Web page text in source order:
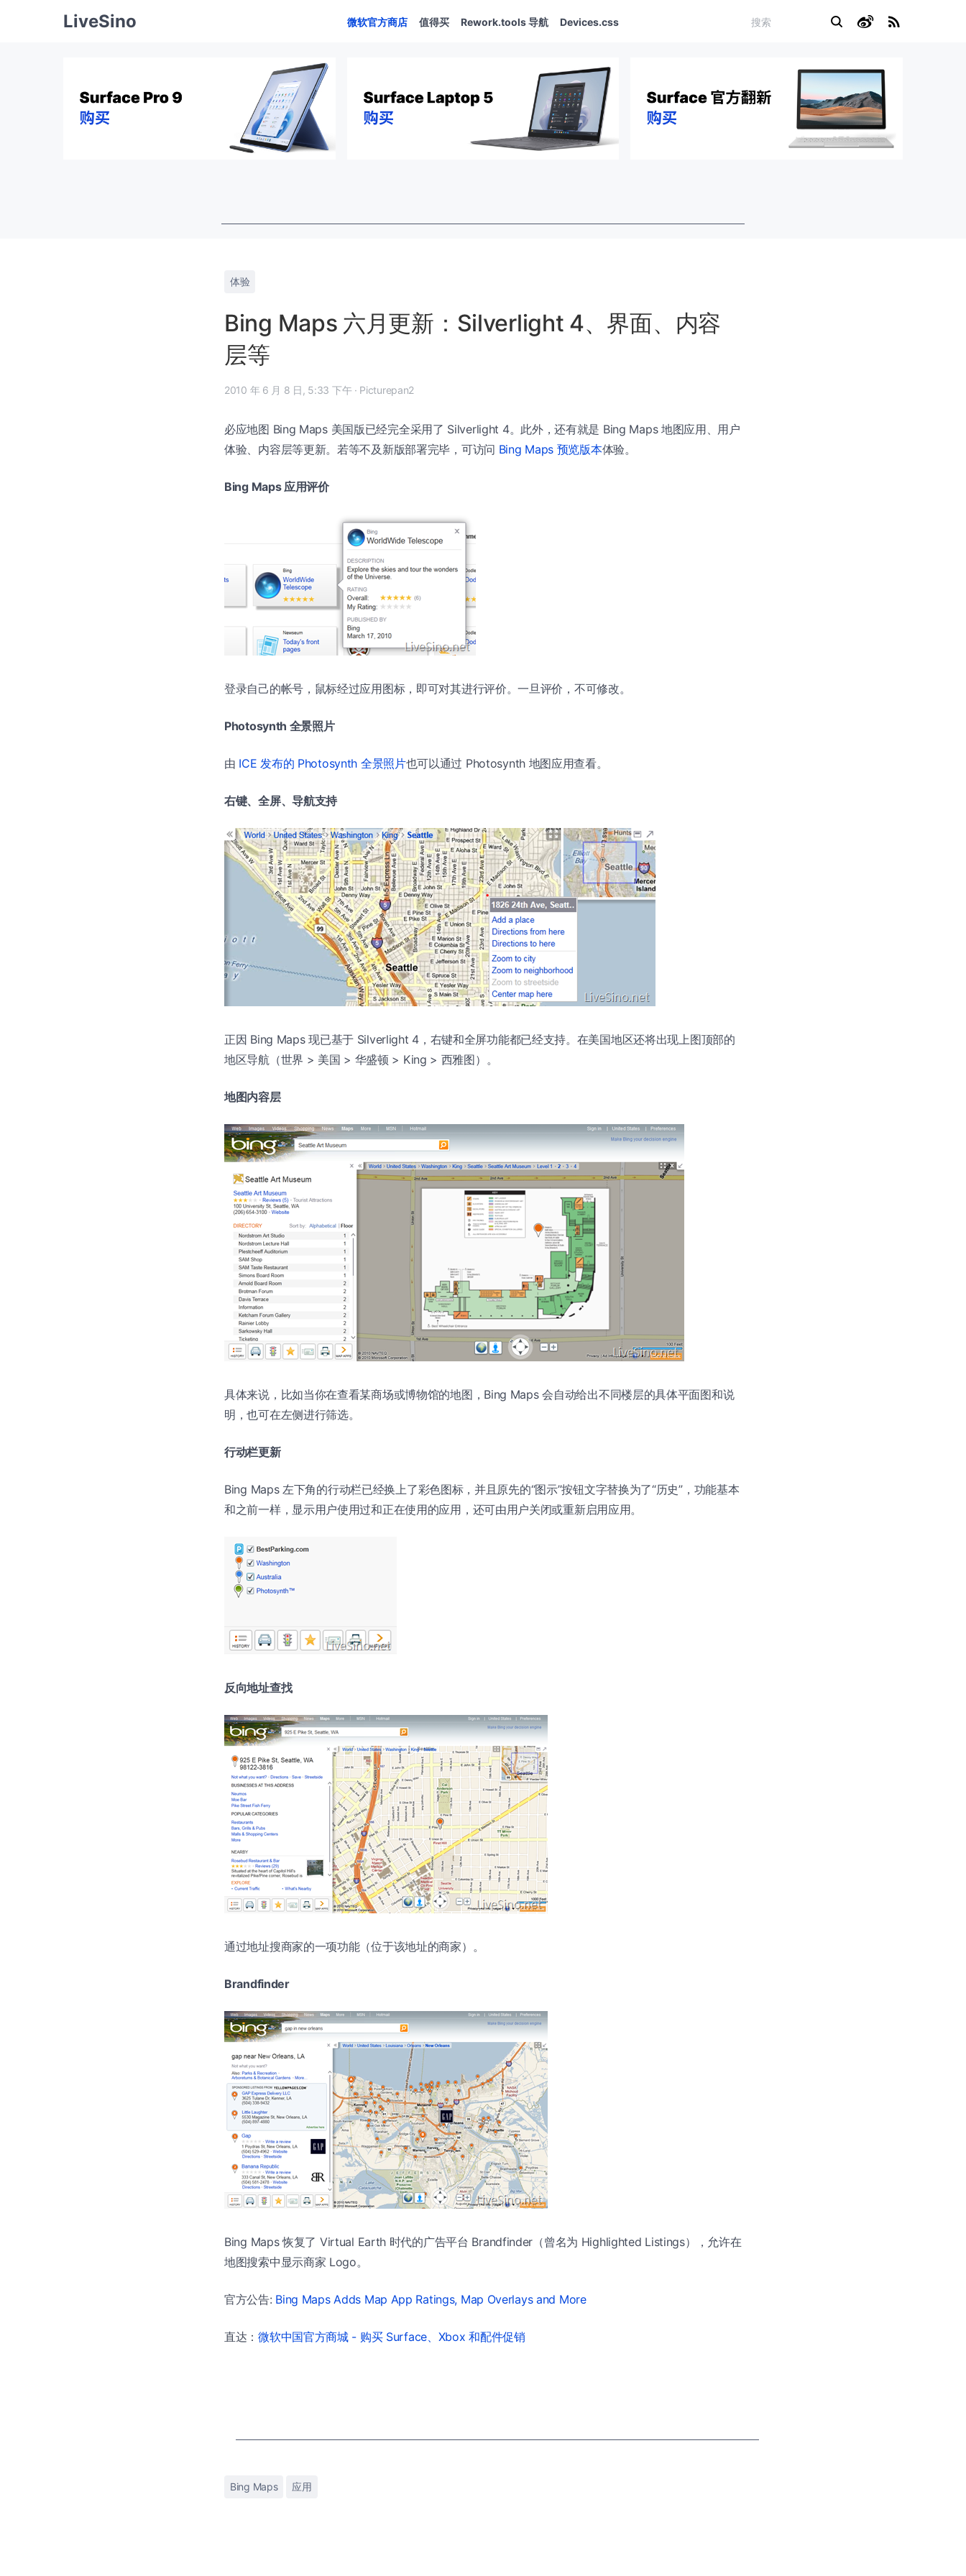
LiveSino 微软官方商店 值得买 Rework.tools 导航 Devices.css
体验
Bing Maps 六月更新：Silverlight 4、界面、内容
层等
2010 年 6 月 8 日, 5:33 下午 · Picturepan2
必应地图 Bing Maps 美国版已经完全采用了 Silverlight 4。此外，还有就是 Bing Maps 地图应用、用户
体验、内容层等更新。若等不及新版部署完毕，可访问 Bing Maps 预览版本体验。
Bing Maps 应用评价
登录自己的帐号，鼠标经过应用图标，即可对其进行评价。一旦评价，不可修改。
Photosynth 全景照片
由 ICE 发布的 Photosynth 全景照片也可以通过 Photosynth 地图应用查看。
右键、全屏、导航支持
正因 Bing Maps 现已基于 Silverlight 4，右键和全屏功能都已经支持。在美国地区还将出现上图顶部的
地区导航（世界 > 美国 > 华盛顿 > King > 西雅图）。
地图内容层
具体来说，比如当你在查看某商场或博物馆的地图，Bing Maps 会自动给出不同楼层的具体平面图和说
明，也可在左侧进行筛选。
行动栏更新
Bing Maps 左下角的行动栏已经换上了彩色图标，并且原先的“图示”按钮文字替换为了“历史”，功能基本
和之前一样，显示用户使用过和正在使用的应用，还可由用户关闭或重新启用应用。
反向地址查找
通过地址搜商家的一项功能（位于该地址的商家）。
Brandfinder
Bing Maps 恢复了 Virtual Earth 时代的广告平台 Brandfinder（曾名为 Highlighted Listings），允许在
地图搜索中显示商家 Logo。
官方公告: Bing Maps Adds Map App Ratings, Map Overlays and More
直达：微软中国官方商城 - 购买 Surface、Xbox 和配件促销
Bing Maps 应用